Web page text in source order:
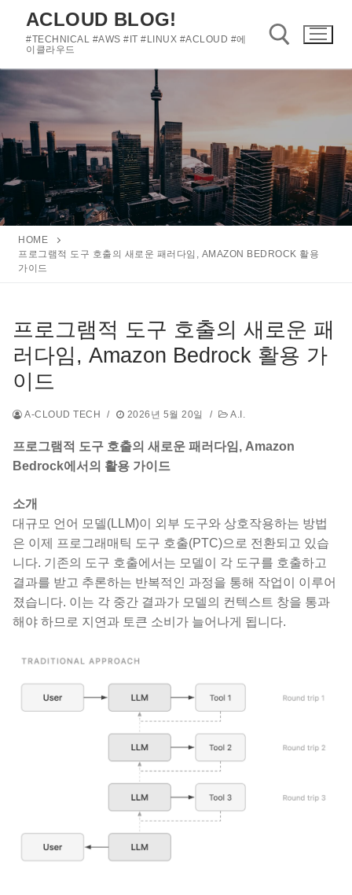
로
로
기
ACLOUD BLOG!
#TECHNICAL #AWS #IT #LINUX #ACLOUD #에
이클라우드
HOME
프로그램적 도구 호출의 새로운 패러다임, AMAZON BEDROCK 활용
가이드
프로그램적 도구 호출의 새로운 패
러다임, Amazon Bedrock 활용 가
이드
A-CLOUD TECH / 2026년 5월 20일 / A.I.
프로그램적 도구 호출의 새로운 패러다임, Amazon
Bedrock에서의 활용 가이드
소개
대규모 언어 모델(LLM)이 외부 도구와 상호작용하는 방법
은 이제 프로그래매틱 도구 호출(PTC)으로 전환되고 있습
니다. 기존의 도구 호출에서는 모델이 각 도구를 호출하고
결과를 받고 추론하는 반복적인 과정을 통해 작업이 이루어
졌습니다. 이는 각 중간 결과가 모델의 컨텍스트 창을 통과
해야 하므로 지연과 토큰 소비가 늘어나게 됩니다.